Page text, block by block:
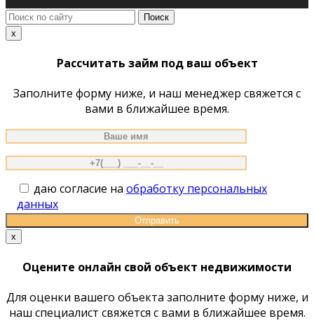
Поиск
по
x
Рассчитать займ под ваш объект
Заполните форму ниже, и наш менеджер свяжется с
вами в ближайшее время.
даю согласие на обработку персональных
данных
x
Оцените онлайн свой объект недвижимости
Для оценки вашего объекта заполните форму ниже, и
наш специалист свяжется с вами в ближайшее время.